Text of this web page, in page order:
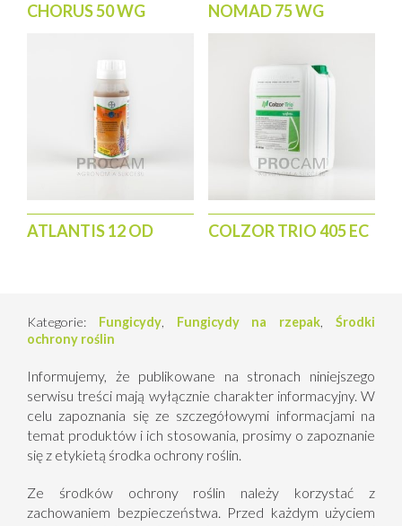
CHORUS 50 WG NOMAD 75 WG
ATLANTIS 12 OD COLZOR TRIO 405 EC
Kategorie: Fungicydy, Fungicydy na rzepak ,Środki
ochrony roślin
Informujemy, że publikowane na stronach niniejszego
serwisu treści mają wyłącznie charakter informacyjny. W
celu zapoznania się ze szczegółowymi informacjami na
temat produktów i ich stosowania, prosimy o zapoznanie
się z etykietą środka ochrony roślin.
Ze środków ochrony roślin należy korzystać z
zachowaniem bezpieczeństwa. Przed każdym użyciem